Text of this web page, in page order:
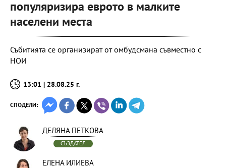
популяризира еврото в малките
населени места
Събитията се организират от омбудсмана съвместно с
НОИ
13:01 | 28.08.25 г.
СПОДЕЛИ:
ДЕЛЯНА ПЕТКОВА
СЪЗДАТЕЛ
ЕЛЕНА ИЛИЕВА